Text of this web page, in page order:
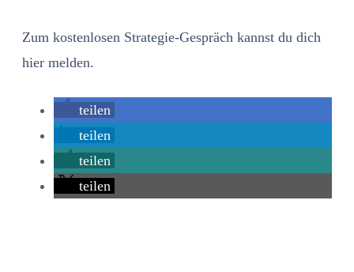
Zum kostenlosen Strategie-Gespräch kannst du dich
hier melden.
teilen
teilen
teilen
teilen